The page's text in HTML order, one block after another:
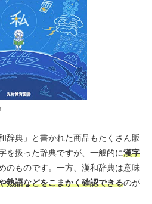
辞典」と書かれた商品もたくさん販
を扱った辞典ですが、一般的に漢字
のものです。一方、漢和辞典は意味
熟語などをこまかく確認できるのが